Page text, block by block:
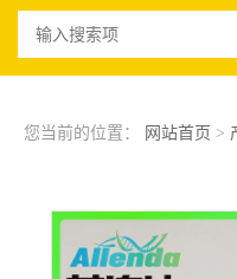
您当前的位置： 网站首页 >